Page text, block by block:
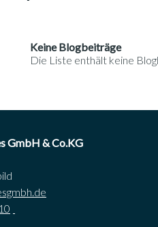
Keine Blogbeiträge
Die Liste enthält keine
GmbH & Co.KG